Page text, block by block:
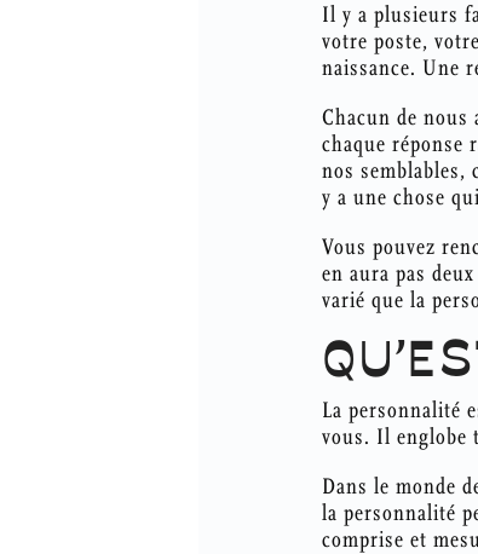
Il y a plusieurs
votre poste,
naissance. Une
Chacun de nous
chaque réponse
nos semblables,
y a une chose
Vous pouvez
en aura pas
varié que la
La personnalité
vous. Il englobe
Dans le monde
la personnalité
comprise et